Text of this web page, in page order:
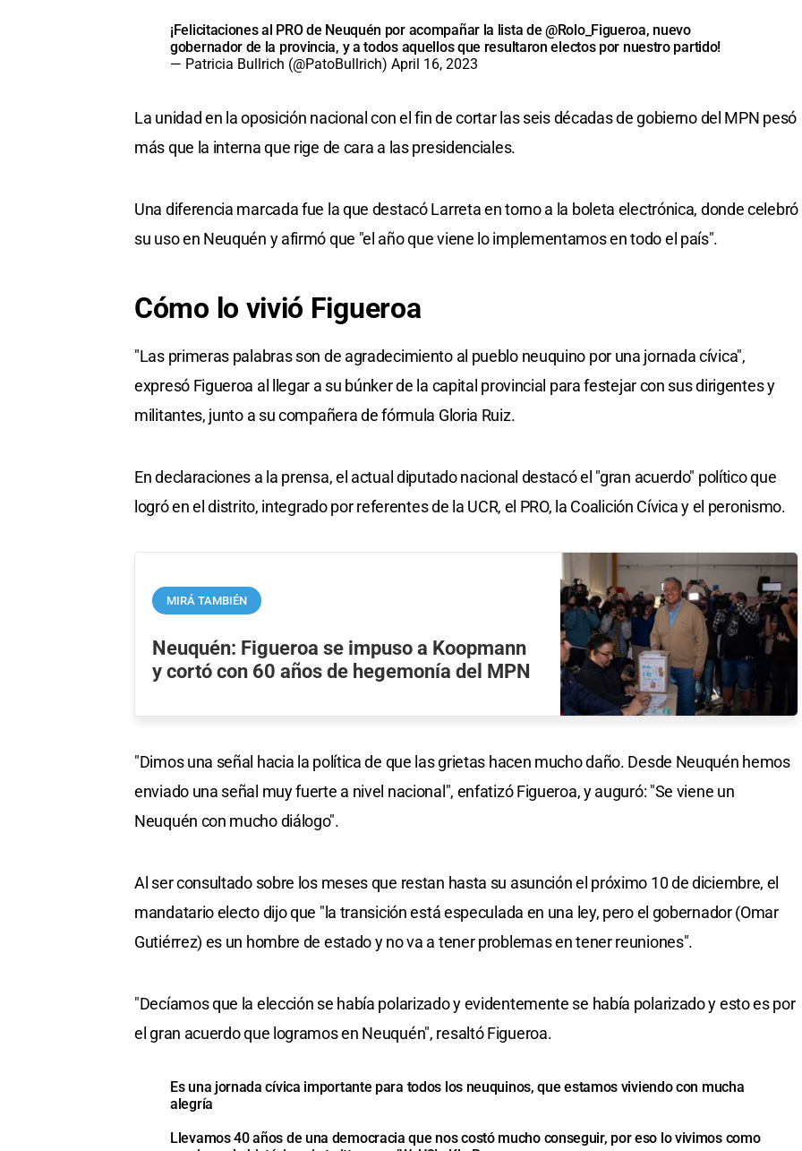
¡Felicitaciones al PRO de Neuquén por acompañar la lista de@Rolo_Figueroa, nuevo
gobernador de la provincia, y a todos aquellos que resultaron electos por nuestro partido!
— Patricia Bullrich (@PatoBullrich) April 16, 2023
La unidad en la oposición nacional con el fin de cortar las seis décadas de gobierno del MPN pesó
más que la interna que rige de cara a las presidenciales.
Una diferencia marcada fue la que destacó Larreta en torno a la boleta electrónica, donde celebró
su uso en Neuquén y afirmó que "el año que viene lo implementamos en todo el país".
Cómo lo vivió Figueroa
"Las primeras palabras son de agradecimiento al pueblo neuquino por una jornada cívica",
expresó Figueroa al llegar a su búnker de la capital provincial para festejar con sus dirigentes y
militantes, junto a su compañera de fórmula Gloria Ruiz.
En declaraciones a la prensa, el actual diputado nacional destacó el "gran acuerdo" político que
logró en el distrito, integrado por referentes de la UCR, el PRO, la Coalición Cívica y el peronismo.
MIRÁ TAMBIÉN
Neuquén: Figueroa se impuso a Koopmann
y cortó con 60 años de hegemonía del MPN
"Dimos una señal hacia la política de que las grietas hacen mucho daño. Desde Neuquén hemos
enviado una señal muy fuerte a nivel nacional", enfatizó Figueroa, y auguró: "Se viene un
Neuquén con mucho diálogo".
Al ser consultado sobre los meses que restan hasta su asunción el próximo 10 de diciembre, el
mandatario electo dijo que "la transición está especulada en una ley, pero el gobernador (Omar
Gutiérrez) es un hombre de estado y no va a tener problemas en tener reuniones".
"Decíamos que la elección se había polarizado y evidentemente se había polarizado y esto es por
el gran acuerdo que logramos en Neuquén", resaltó Figueroa.
Es una jornada cívica importante para todos los neuquinos, que estamos viviendo con mucha
alegría
Llevamos 40 años de una democracia que nos costó mucho conseguir, por eso lo vivimos como